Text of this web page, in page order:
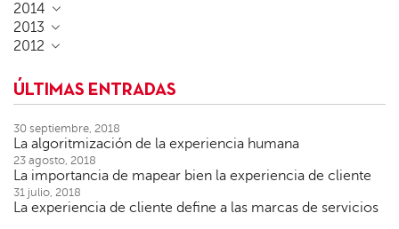
2014
2013
2012
ÚLTIMAS ENTRADAS
30 septiembre, 2018
La algoritmización de la experiencia humana
23 agosto, 2018
La importancia de mapear bien la experiencia de cliente
31 julio, 2018
La experiencia de cliente define a las marcas de servicios